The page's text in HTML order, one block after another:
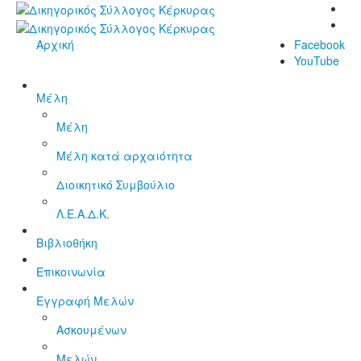
Facebook
YouTube
Αρχική
Μέλη
Μέλη
Μέλη κατά αρχαιότητα
Διοικητικό Συμβούλιο
Λ.Ε.Α.Δ.Κ.
Βιβλιοθήκη
Επικοινωνία
Εγγραφή Μελών
Ασκουμένων